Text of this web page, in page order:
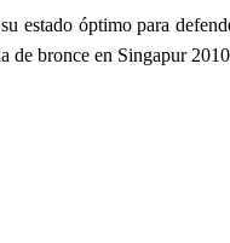
estado óptimo para
de bronce en Singapur